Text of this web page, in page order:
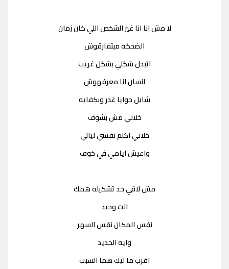
لا مش انا انا غير الشخص اللي كان زمان
الضحكه مبتفارقوش
اتبدل شكلي بشكل غريب
انسان انا معرفهوش
شايل جوايا غدر وبكفايه
خلاني مش بشوف
خلاني اكلم نفسي ليالي
واعيش ايامي في خوف
مش لاقي حد تشكيله همك
انت وحيد
نفس المكان نفس السهر
وايه الجديد
اقرب ما ليك هما السبب